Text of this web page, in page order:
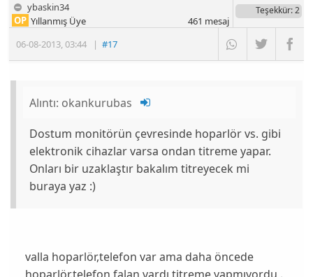
ybaskin34
06-08-2013,03:44 |#17
OP Yıllanmış Üye
Teşekkür: 2
461 mesaj
Alıntı: okankurubas
Dostum monitörün çevresinde hoparlör vs. gibi
elektronik cihazlar varsa ondan titreme yapar.
Onları bir uzaklaştır bakalım titreyecek mi
buraya yaz :)
valla hoparlör,telefon var ama daha öncede